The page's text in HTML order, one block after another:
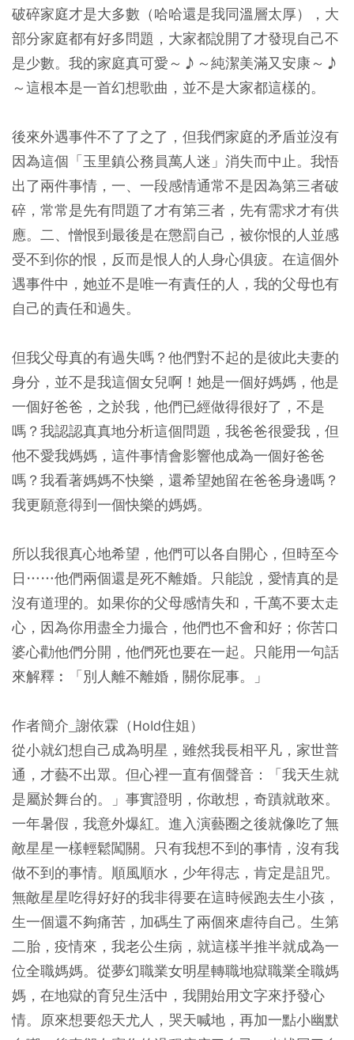
破碎家庭才是大多數（哈哈還是我同溫層太厚），大
部分家庭都有好多問題，大家都說開了才發現自己不
是少數。我的家庭真可愛～♪～純潔美滿又安康～♪
～這根本是一首幻想歌曲，並不是大家都這樣的。
後來外遇事件不了了之了，但我們家庭的矛盾並沒有
因為這個「玉里鎮公務員萬人迷」消失而中止。我悟
出了兩件事情，一、一段感情通常不是因為第三者破
碎，常常是先有問題了才有第三者，先有需求才有供
應。二、憎恨到最後是在懲罰自己，被你恨的人並感
受不到你的恨，反而是恨人的人身心俱疲。在這個外
遇事件中，她並不是唯一有責任的人，我的父母也有
自己的責任和過失。
但我父母真的有過失嗎？他們對不起的是彼此夫妻的
身分，並不是我這個女兒啊！她是一個好媽媽，他是
一個好爸爸，之於我，他們已經做得很好了，不是
嗎？我認認真真地分析這個問題，我爸爸很愛我，但
他不愛我媽媽，這件事情會影響他成為一個好爸爸
嗎？我看著媽媽不快樂，還希望她留在爸爸身邊嗎？
我更願意得到一個快樂的媽媽。
所以我很真心地希望，他們可以各自開心，但時至今
日……他們兩個還是死不離婚。只能說，愛情真的是
沒有道理的。如果你的父母感情失和，千萬不要太走
心，因為你用盡全力撮合，他們也不會和好；你苦口
婆心勸他們分開，他們死也要在一起。只能用一句話
來解釋︰「別人離不離婚，關你屁事。」
作者簡介_謝依霖（Hold住姐）
從小就幻想自己成為明星，雖然我長相平凡，家世普
通，才藝不出眾。但心裡一直有個聲音：「我天生就
是屬於舞台的。」事實證明，你敢想，奇蹟就敢來。
一年暑假，我意外爆紅。進入演藝圈之後就像吃了無
敵星星一樣輕鬆闖關。只有我想不到的事情，沒有我
做不到的事情。順風順水，少年得志，肯定是詛咒。
無敵星星吃得好好的我非得要在這時候跑去生小孩，
生一個還不夠痛苦，加碼生了兩個來虐待自己。生第
二胎，疫情來，我老公生病，就這樣半推半就成為一
位全職媽媽。從夢幻職業女明星轉職地獄職業全職媽
媽，在地獄的育兒生活中，我開始用文字來抒發心
情。原來想要怨天尤人，哭天喊地，再加一點小幽默